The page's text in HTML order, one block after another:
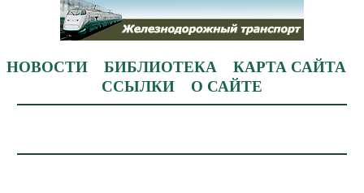
НОВОСТИ БИБЛИОТЕКА
КАРТА САЙТА
ССЫЛКИ
О САЙТЕ